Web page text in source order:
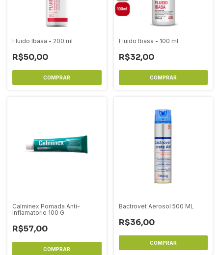
Fluido Ibasa - 200 ml
R$50,00
Fluido Ibasa - 100 ml
R$32,00
Calminex Pomada Anti-
Inflamatorio 100 G
R$57,00
Bactrovet Aerosol 500 ML
R$36,00